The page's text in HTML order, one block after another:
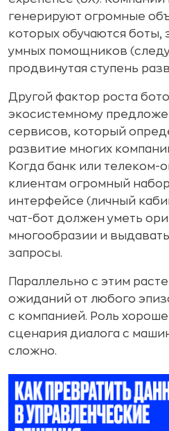
генерируют огромные
которых обучаются боты,
умных помощников
продвинутая ступень
Другой фактор роста
экосистемному
сервисов, который
развитие многих
Когда банк или телеком-
клиентам огромный
интерфейсе (личный
чат-бот должен уметь
многообразии и
запросы.
Параллельно с этим
ожиданий от любого
с компанией. Роль
сценария диалога с
сложно.